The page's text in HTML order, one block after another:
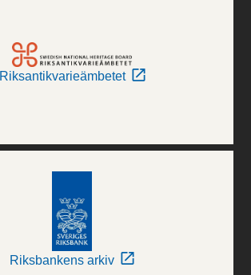
Riksantikvarieämbetet
Riksbankens arkiv